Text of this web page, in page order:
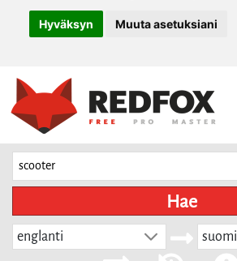
Hyväksyn Muuta asetuksiani
Hae
englanti suomi